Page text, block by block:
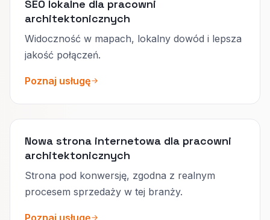
SEO lokalne dla pracowni
architektonicznych
Widoczność w mapach, lokalny dowód i lepsza
jakość połączeń.
Poznaj usługę
Nowa strona internetowa dla pracowni
architektonicznych
Strona pod konwersję, zgodna z realnym
procesem sprzedaży w tej branży.
Poznaj usługę